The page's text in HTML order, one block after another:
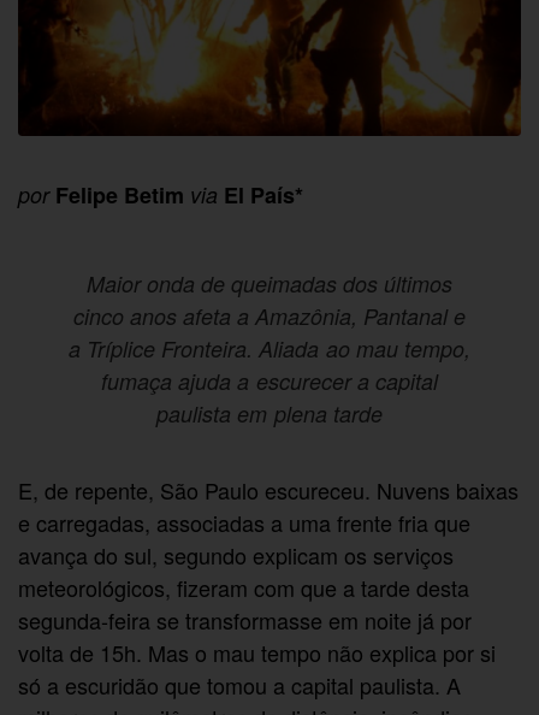
porFelipe Betim via El País*
Maior onda de queimadas dos últimos
cinco anos afeta a Amazônia, Pantanal e
a Tríplice Fronteira. Aliada ao mau tempo,
fumaça ajuda a escurecer a capital
paulista em plena tarde
E, de repente, São Paulo escureceu. Nuvens baixas
e carregadas, associadas a uma frente fria que
avança do sul, segundo explicam os serviços
meteorológicos, fizeram com que a tarde desta
segunda-feira se transformasse em noite já por
volta de 15h. Mas o mau tempo não explica por si
só a escuridão que tomou a capital paulista. A